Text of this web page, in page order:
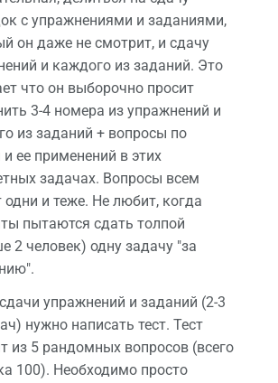
с упражнениями и заданиями,
он даже не смотрит, и сдачу
и каждого из заданий. Это
что он выборочно просит
3-4 номера из упражнений и
из заданий + вопросы по
и ее применений в этих
задачах. Вопросы всем
одни и теже. Не любит, когда
пытаются сдать толпой
2 человек) одну задачу "за
упражнений и заданий (2-3
нужно написать тест. Тест
из 5 рандомных вопросов (всего
100). Необходимо просто